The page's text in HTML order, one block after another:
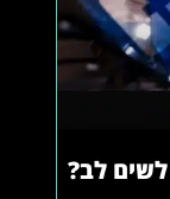
לב?